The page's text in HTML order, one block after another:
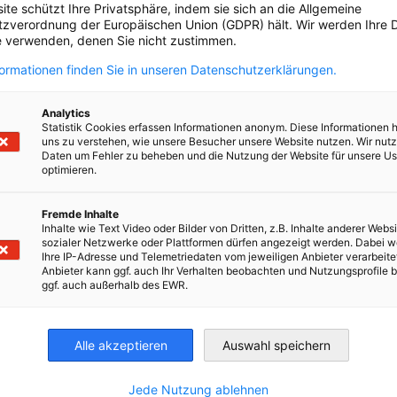
Services.
Maßnahme, um Kontakte zu
Marktberatung der AHK
und begleiten.
schützt Ihre Privatsphäre, indem sie sich an die Allgemeine
der Europäischen Union (GDPR) hält. Wir werden Ihre
denen Sie nicht zustimmen.
finden Sie in unseren Datenschutzerklärungen.
Analytics
Statistik Cookies erfassen Informationen anonym. Diese Informationen
uns zu verstehen, wie unsere Besucher unsere Website nutzen. Wir
Daten um Fehler zu beheben und die Nutzung der Website für unsere
optimieren.
Fremde Inhalte
Inhalte wie Text Video oder Bilder von Dritten, z.B. Inhalte anderer
sozialer Netzwerke oder Plattformen dürfen angezeigt werden. Dabei
Ihre IP-Adresse und Telemetriedaten vom jeweiligen Anbieter
Anbieter kann ggf. auch Ihr Verhalten beobachten und Nutzungsprofile
ggf. auch außerhalb des EWR.
Alle akzeptieren Auswahl speichern
Jede Nutzung ablehnen